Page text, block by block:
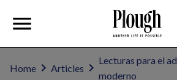
Home Articles
Lecturas para el
moderno